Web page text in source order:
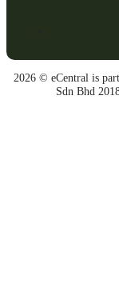
2026 © eCentral is
Sdn Bhd